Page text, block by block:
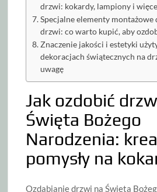
drzwi: kokardy, lampiony i
Specjalne elementy montażowe
drzwi: co warto kupić, aby
Znaczenie jakości i estetyki
dekoracjach świątecznych na
uwagę
Jak ozdobić
Święta Bożego
Narodzenia:
pomysły na
Ozdabianie drzwi na Święta